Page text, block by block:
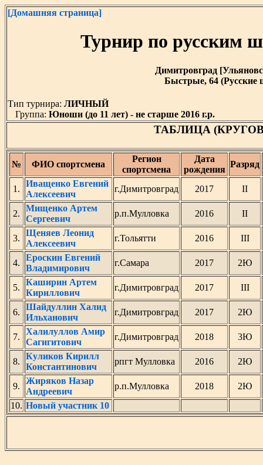
[Домашняя страница]
Турнир по русским
Димитровград
Быстрые, 64 (Русские
Тип турнира: ЛИЧНЫЙ
Группа: Юноши (до 11 лет) - не старше 2016 г.р.
ТАБЛИЦА
№ ФИО спортсмена
Регион
спортсмена
Дата
рождения
Разряд
1.
Иващенко Евгений
Алексеевич
г.Димитровград 2017 II
2.
Мищенко Артем
Сергеевич
р.п.Мулловка 2016 II
3.
Щеняев Леонид
Алексеевич
г.Тольятти 2016 III
4.
Ероскин Евгений
Владимирович
г.Самара 2017 2Ю
5.
Каширин Артем
Кириллович
г.Димитровград 2017 III
6.
Шайдуллин Халид
Ильханович
г.Димитровград 2017 2Ю
7.
Халилуллов Амир
Сагигитович
г.Димитровград 2018 3Ю
8.
Куликов Кирилл
Константинович
рпгт Мулловка 2016 2Ю
9.
Жиряков Назар
Андреевич
р.п.Мулловка 2018
2Ю
10. Новый участник 10